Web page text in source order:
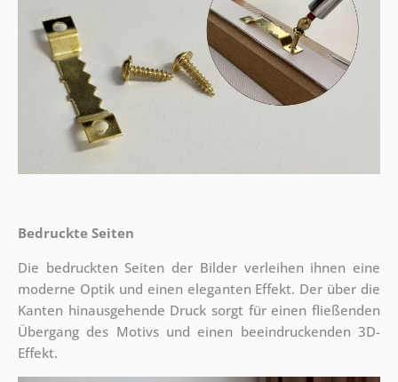
Bedruckte Seiten
Die bedruckten Seiten der Bilder verleihen ihnen eine
moderne Optik und einen eleganten Effekt. Der über die
Kanten hinausgehende Druck sorgt für einen fließenden
Übergang des Motivs und einen beeindruckenden 3D-
Effekt.